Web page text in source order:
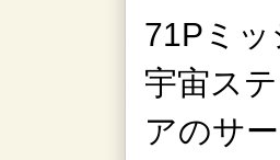
71Pミ
宇宙ス
アのサ